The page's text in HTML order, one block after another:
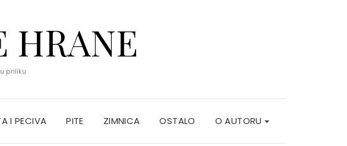
HRANE
priliku
I PECIVA PITE ZIMNICA OSTALO O AUTORU